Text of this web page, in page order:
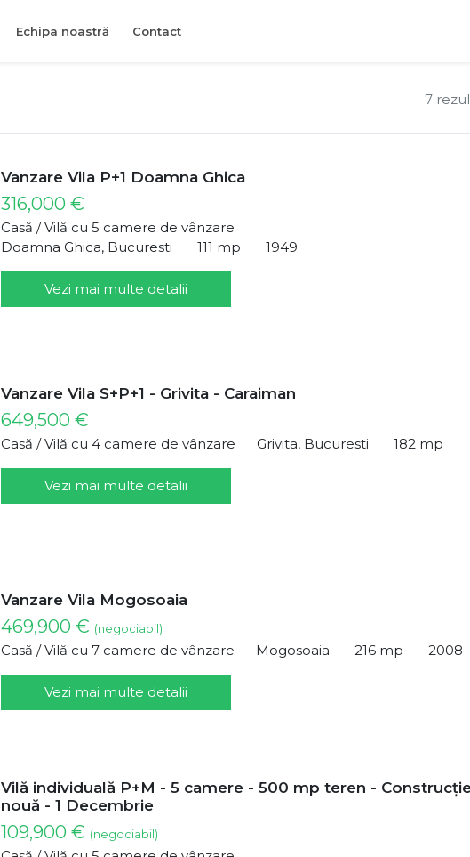
Echipa noastră Contact
7
Vanzare Vila P+1 Doamna Ghica
316,000 €
Casă / Vilă cu 5 camere de vânzare
Doamna Ghica, Bucuresti
111 mp 1949
Vezi mai multe detalii
Vanzare Vila S+P+1 - Grivita - Caraiman
649,500 €
Casă / Vilă cu 4 camere de vânzare Grivita, Bucuresti 182 mp
Vezi mai multe detalii
Vanzare Vila Mogosoaia
469,900 € (negociabil)
Casă / Vilă cu 7 camere de vânzare Mogosoaia 216 mp 2008
Vezi mai multe detalii
Vilă individuală P+M - 5 camere - 500 mp teren -
nouă - 1 Decembrie
109,900 € (negociabil)